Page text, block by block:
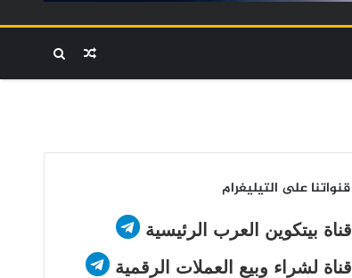
بحث مقال
قنواتنا على التيليغرام
قناة بيتكوين العرب الرئيسية
قناة لشراء وبيع العملات الرقمية